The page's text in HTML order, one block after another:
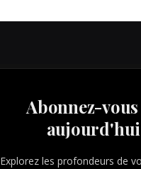
Abonnez-vous
Explorez les profondeurs de